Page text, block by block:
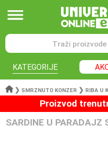
KATEGORIJE
❯ SMRZNUTO KONZER ❯ RIBA U
Proizvod
SARDINE U PARADAJZ